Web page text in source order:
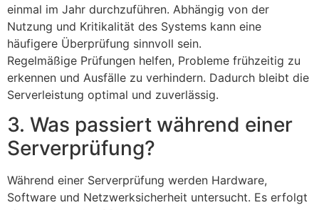
einmal im Jahr durchzuführen. Abhängig von der
Nutzung und Kritikalität des Systems kann eine
häufigere Überprüfung sinnvoll sein.
Regelmäßige Prüfungen helfen, Probleme frühzeitig zu
erkennen und Ausfälle zu verhindern. Dadurch bleibt die
Serverleistung optimal und zuverlässig.
3. Was passiert während einer
Serverprüfung?
Während einer Serverprüfung werden Hardware,
Software und Netzwerksicherheit untersucht. Es erfolgt